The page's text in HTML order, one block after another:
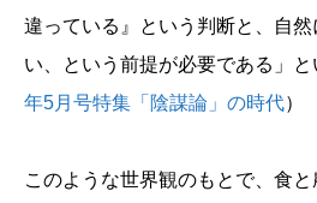
違っている』という判断と、自
い、という前提が必要である」と
年5月号特集「陰謀論」の時代）
このような世界観のもとで、食